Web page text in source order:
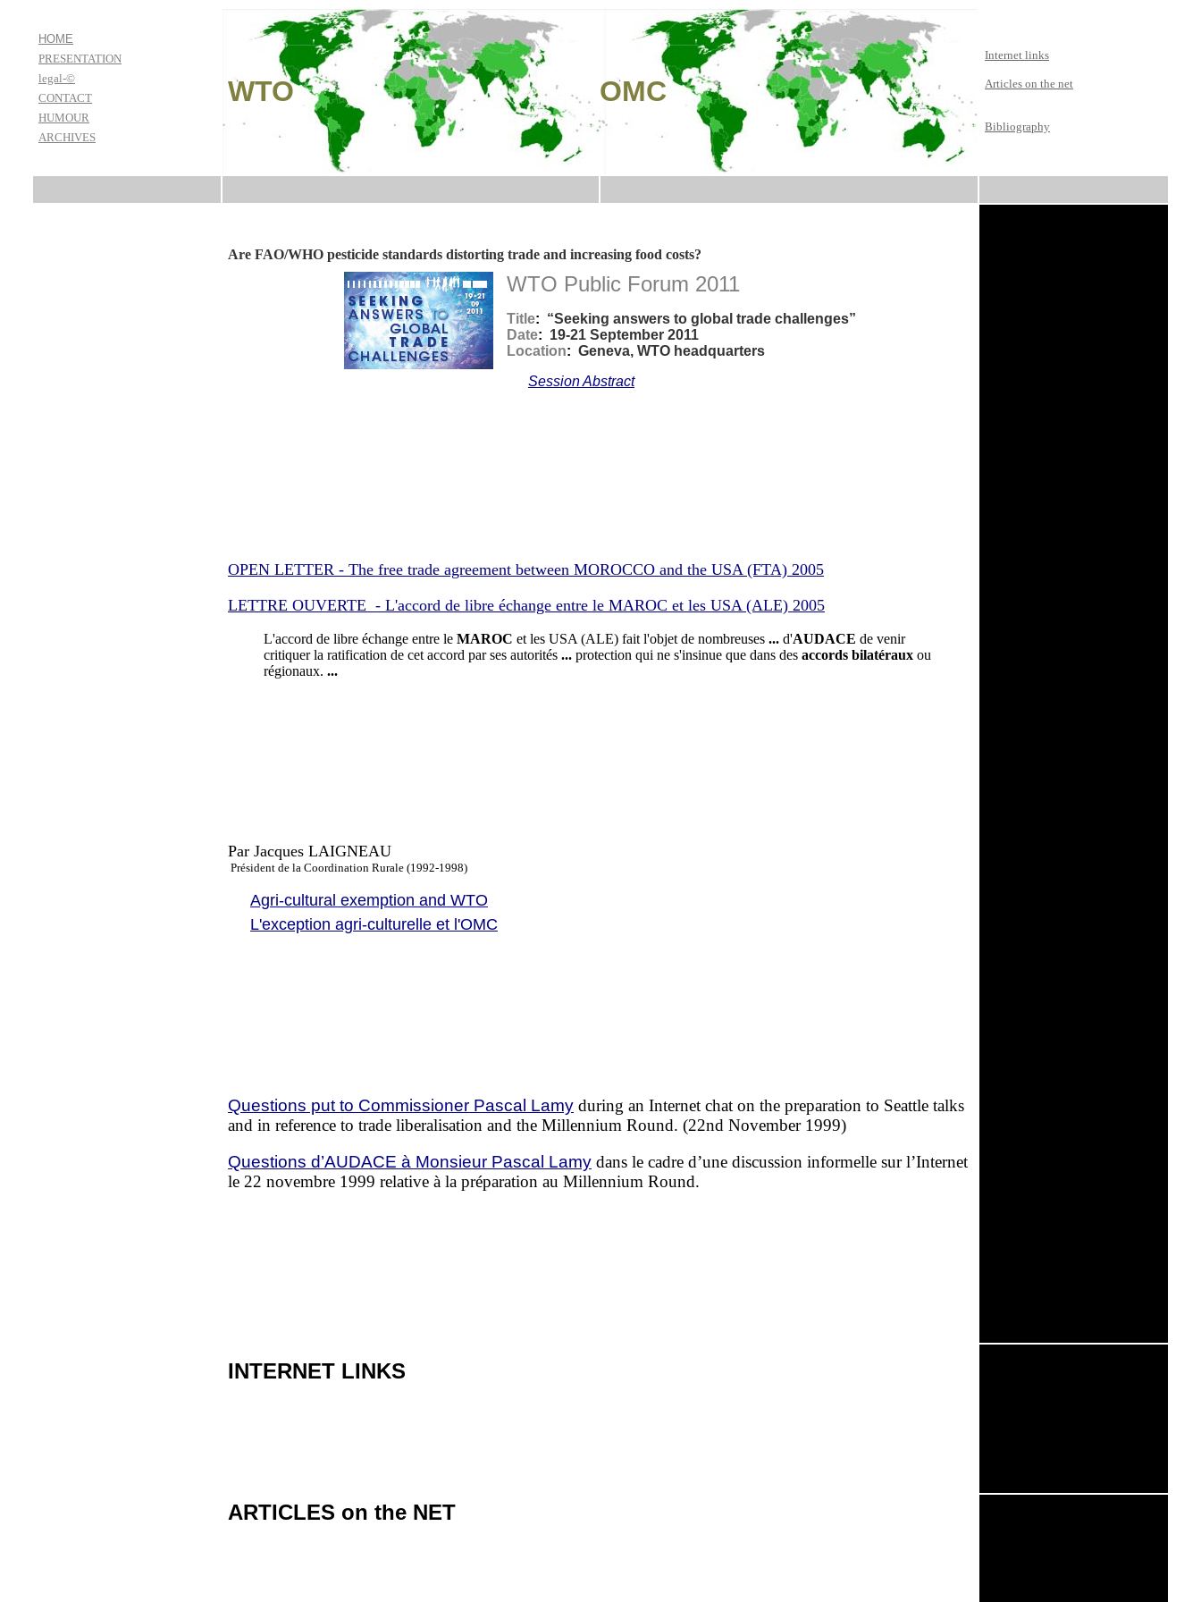
HOME
PRESENTATION
legal-©
CONTACT
HUMOUR
ARCHIVES
WTO OMC
Internet links
Articles on the net
Bibliography
Are FAO/WHO pesticide standards distorting trade and increasing food costs?
WTO Public Forum 2011
Title: “Seeking answers to global trade challenges”
Date: 19-21 September 2011
Location: Geneva, WTO headquarters
Session Abstract
OPEN LETTER - The free trade agreement between MOROCCO and the USA (FTA) 2005
LETTRE OUVERTE - L'accord de libre échange entre le MAROC et les USA (ALE) 2005
L'accord de libre échange entre le MAROC et les USA (ALE) fait l'objet de nombreuses ... d'AUDACE de venir
critiquer la ratification de cet accord par ses autorités ... protection qui ne s'insinue que dans des accords bilatéraux ou
régionaux. ...
Par Jacques LAIGNEAU
Président de la Coordination Rurale (1992-1998)
Agri-cultural exemption and WTO
L'exception agri-culturelle et l'OMC
Questions put to Commissioner Pascal Lamy during an Internet chat on the preparation to Seattle talks
and in reference to trade liberalisation and the Millennium Round. (22nd November 1999)
Questions d’AUDACE à Monsieur Pascal Lamy dans le cadre d’une discussion informelle sur l’Internet
le 22 novembre 1999 relative à la préparation au Millennium Round.
INTERNET LINKS
ARTICLES on the NET